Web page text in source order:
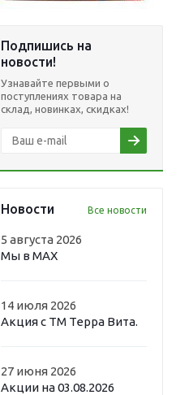
Подпишись на
новости!
Узнавайте первыми о
поступлениях товара на
склад, новинках, скидках!
Новости Все новости
5 августа 2026
Мы в MAX
14 июля 2026
Акция с ТМ Терра Вита.
27 июня 2026
Акции на 03.08.2026